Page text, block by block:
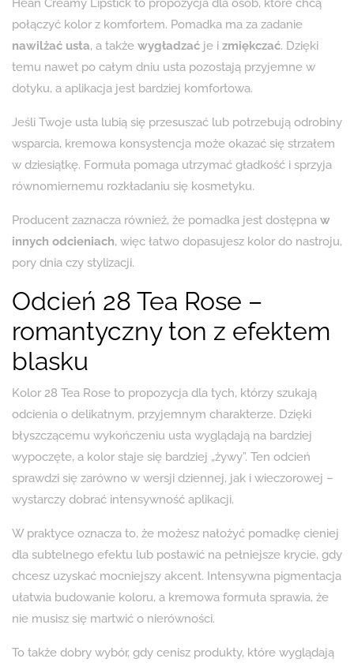
Hean Creamy Lipstick to propozycja dla osób, które chcą
połączyć kolor z komfortem. Pomadka ma za zadanie
nawilżać usta, a także wygładzać je i zmiękczać. Dzięki
temu nawet po całym dniu usta pozostają przyjemne w
dotyku, a aplikacja jest bardziej komfortowa.
Jeśli Twoje usta lubią się przesuszać lub potrzebują odrobiny
wsparcia, kremowa konsystencja może okazać się strzałem
w dziesiątkę. Formuła pomaga utrzymać gładkość i sprzyja
równomiernemu rozkładaniu się kosmetyku.
Producent zaznacza również, że pomadka jest dostępna w
innych odcieniach, więc łatwo dopasujesz kolor do nastroju,
pory dnia czy stylizacji.
Odcień 28 Tea Rose –
romantyczny ton z efektem
blasku
Kolor 28 Tea Rose to propozycja dla tych, którzy szukają
odcienia o delikatnym, przyjemnym charakterze. Dzięki
błyszczącemu wykończeniu usta wyglądają na bardziej
wypoczęte, a kolor staje się bardziej „żywy”. Ten odcień
sprawdzi się zarówno w wersji dziennej, jak i wieczorowej –
wystarczy dobrać intensywność aplikacji.
W praktyce oznacza to, że możesz nałożyć pomadkę cieniej
dla subtelnego efektu lub postawić na pełniejsze krycie, gdy
chcesz uzyskać mocniejszy akcent. Intensywna pigmentacja
ułatwia budowanie koloru, a kremowa formuła sprawia, że
nie musisz się martwić o nierówności.
To także dobry wybór, gdy cenisz produkty, które wyglądają